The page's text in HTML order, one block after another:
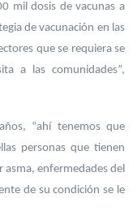
mil dosis de vacunas a
de vacunación en las
que se requiera se
a las comunidades”,
“ahí tenemos que
personas que tienen
asma, enfermedades del
de su condición se le